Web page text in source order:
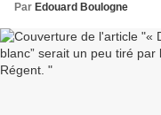
Par Edouard Boulogne